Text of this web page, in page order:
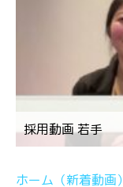
採用動画 若手
ホーム（新着動画）